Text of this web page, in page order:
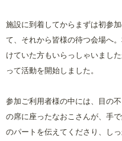
施設に到着してからまずは初参
て、それから皆様の待つ会場へ
けていた方もいらっしゃいまし
って活動を開始しました。
参加ご利用者様の中には、目の
の席に座ったなおこさんが、手
のパートを伝えてくださり、し